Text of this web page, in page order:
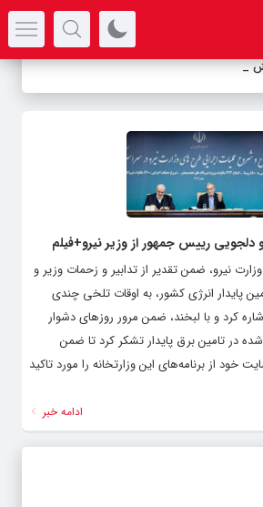
کم_
رییس جمهور از وزیر نیرو+فیلم
نیرو، ضمن تقدیر از تدابیر و زحمات وزیر و
پایدار انرژی کشور، به اوقات تلخی چندی
کرد و با لبخند، ضمن مرور روزهای دشوار
شده در تامین برق پایدار تشکر کرد تا ضمن
خود از برنامه‌های این وزارتخانه را مورد تاکید
ادامه خبر